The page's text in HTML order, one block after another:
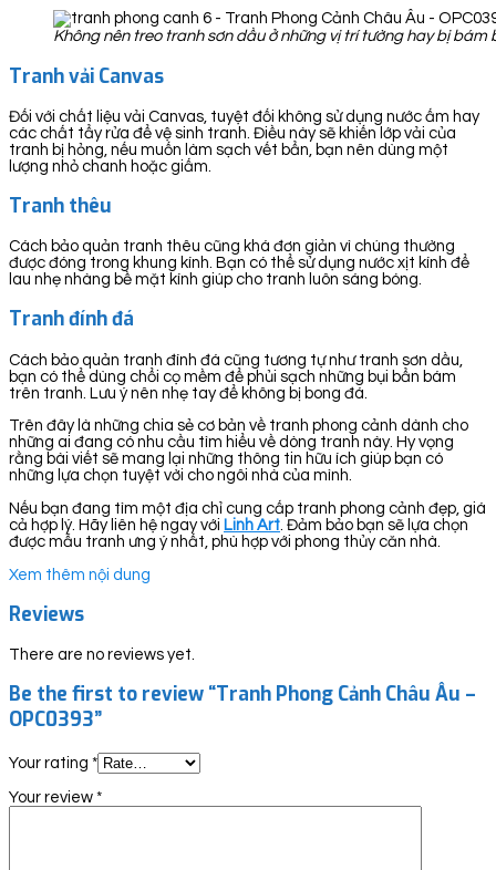
Không nên treo tranh sơn dầu ở những vị trí tường hay bị bám
Tranh vải Canvas
Đối với chất liệu vải Canvas, tuyệt đối không sử dụng nước ấm hay
các chất tẩy rửa để vệ sinh tranh. Điều này sẽ khiến lớp vải của
tranh bị hỏng, nếu muốn làm sạch vết bẩn, bạn nên dùng một
lượng nhỏ chanh hoặc giấm.
Tranh thêu
Cách bảo quản tranh thêu cũng khá đơn giản vì chúng thường
được đóng trong khung kính. Bạn có thể sử dụng nước xịt kính để
lau nhẹ nhàng bề mặt kính giúp cho tranh luôn sáng bóng.
Tranh đính đá
Cách bảo quản tranh đính đá cũng tương tự như tranh sơn dầu,
bạn có thể dùng chổi cọ mềm để phủi sạch những bụi bẩn bám
trên tranh. Lưu ý nên nhẹ tay để không bị bong đá.
Trên đây là những chia sẻ cơ bản về tranh phong cảnh dành cho
những ai đang có nhu cầu tìm hiểu về dòng tranh này. Hy vọng
rằng bài viết sẽ mang lại những thông tin hữu ích giúp bạn có
những lựa chọn tuyệt vời cho ngôi nhà của mình.
Nếu bạn đang tìm một địa chỉ cung cấp tranh phong cảnh đẹp, giá
cả hợp lý. Hãy liên hệ ngay với Linh Art. Đảm bảo bạn sẽ lựa chọn
được mẫu tranh ưng ý nhất, phù hợp với phong thủy căn nhà.
Xem thêm nội dung
Reviews
There are no reviews yet.
Be the first to review “Tranh Phong Cảnh Châu Âu –
OPC0393”
Your rating *
Your review *